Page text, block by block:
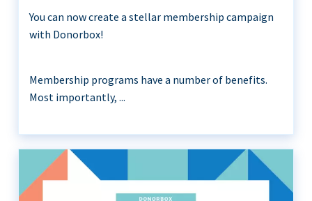
You can now create a stellar membership campaign
with Donorbox!
Membership programs have a number of benefits.
Most importantly, ...